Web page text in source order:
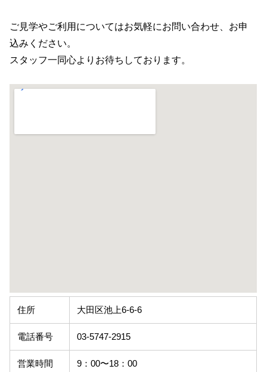
ご見学やご利用についてはお気軽にお問い合わせ、お申
込みください。
スタッフ一同心よりお待ちしております。
住所 大田区池上6-6-6
電話番号 03-5747-2915
営業時間 9：00〜18：00